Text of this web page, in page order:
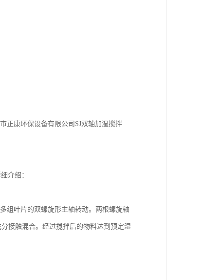
正康环保设备有限公司SJ双轴加湿搅拌
介绍：
组叶片的双螺旋形主轴转动。两根螺旋轴
接触混合。经过搅拌后的物料达到预定湿